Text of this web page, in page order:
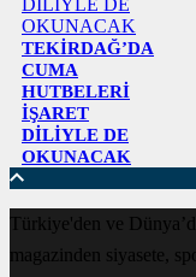
TEKİRDAĞ’DA
CUMA
HUTBELERİ
İŞARET
DİLİYLE DE
OKUNACAK
Türkiye'den ve
magazinden siyasete,